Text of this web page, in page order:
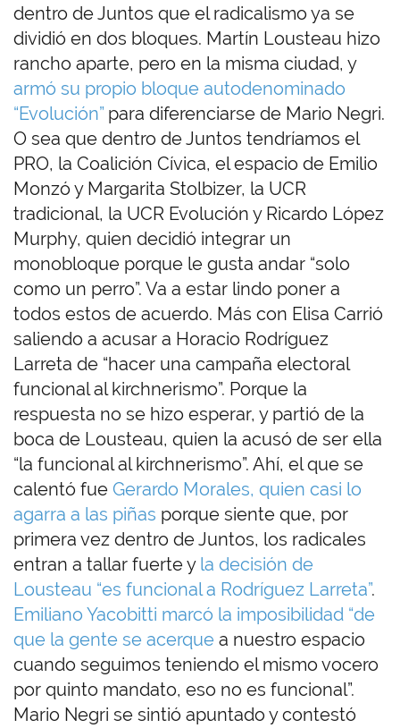
dentro de Juntos que el radicalismo ya se
dividió en dos bloques. Martín Lousteau hizo
rancho aparte, pero en la misma ciudad, y
armó su propio bloque autodenominado
“Evolución” para diferenciarse de Mario Negri.
O sea que dentro de Juntos tendríamos el
PRO, la Coalición Cívica, el espacio de Emilio
Monzó y Margarita Stolbizer, la UCR
tradicional, la UCR Evolución y Ricardo López
Murphy, quien decidió integrar un
monobloque porque le gusta andar “solo
como un perro”. Va a estar lindo poner a
todos estos de acuerdo. Más con Elisa Carrió
saliendo a acusar a Horacio Rodríguez
Larreta de “hacer una campaña electoral
funcional al kirchnerismo”. Porque la
respuesta no se hizo esperar, y partió de la
boca de Lousteau, quien la acusó de ser ella
“la funcional al kirchnerismo”. Ahí, el que se
calentó fue Gerardo Morales, quien casi lo
agarra a las piñas porque siente que, por
primera vez dentro de Juntos, los radicales
entran a tallar fuerte y la decisión de
Lousteau “es funcional a Rodríguez Larreta”.
Emiliano Yacobitti marcó la imposibilidad “de
que la gente se acerque a nuestro espacio
cuando seguimos teniendo el mismo vocero
por quinto mandato, eso no es funcional”.
Mario Negri se sintió apuntado y contestó